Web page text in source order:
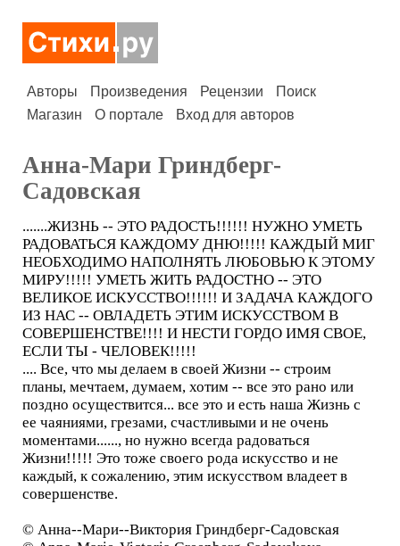
Авторы Произведения Рецензии
Поиск
Магазин
О портале Вход для авторов
Анна-Мари Гриндберг-
Садовская
.......ЖИЗНЬ -- ЭТО РАДОСТЬ!!!!!! НУЖНО УМЕТЬ
РАДОВАТЬСЯ КАЖДОМУ ДНЮ!!!!! КАЖДЫЙ МИГ
НЕОБХОДИМО НАПОЛНЯТЬ ЛЮБОВЬЮ К ЭТОМУ
МИРУ!!!!! УМЕТЬ ЖИТЬ РАДОСТНО -- ЭТО
ВЕЛИКОЕ ИСКУССТВО!!!!!! И ЗАДАЧА КАЖДОГО
ИЗ НАС -- ОВЛАДЕТЬ ЭТИМ ИСКУССТВОМ В
СОВЕРШЕНСТВЕ!!!! И НЕСТИ ГОРДО ИМЯ СВОЕ,
ЕСЛИ ТЫ - ЧЕЛОВЕК!!!!!
.... Все, что мы делаем в своей Жизни -- строим
планы, мечтаем, думаем, хотим -- все это рано или
поздно осуществится... все это и есть наша Жизнь с
ее чаяниями, грезами, счастливыми и не очень
моментами......, но нужно всегда радоваться
Жизни!!!!! Это тоже своего рода искусство и не
каждый, к сожалению, этим искусством владеет в
совершенстве.
© Анна--Мари--Виктория Гриндберг-Садовская